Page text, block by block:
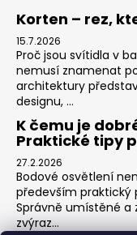
Korten – rez,
15.7.2026
Proč jsou svítidla v
nemusí znamenat
architektury
designu, ...
K čemu je
Praktické tipy
27.2.2026
Bodové osvětlení
především praktický
Správně umístěné a
zvýraz...